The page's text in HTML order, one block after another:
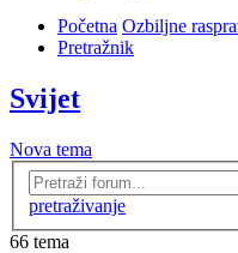
Početna Ozbiljne
Pretražnik
Svijet
Nova tema
pretraživanje
66 tema